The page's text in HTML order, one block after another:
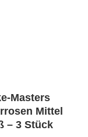
Masters
Mittel
– 3 Stück